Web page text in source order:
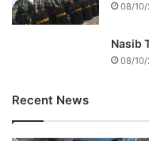
08/10/
Nasib
08/10/
Recent News